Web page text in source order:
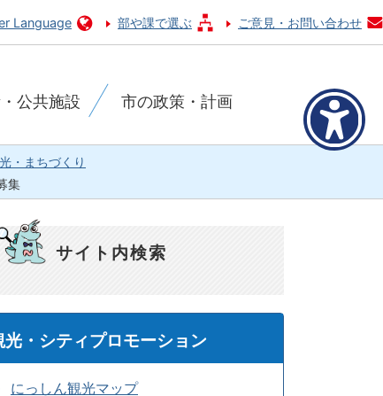
Language 部や課で選ぶ ご意見・お問い合わせ
公共施設 市の政策・計画
・まちづくり
集
サイト内検索
光・シティプロモーション
にっしん観光マップ